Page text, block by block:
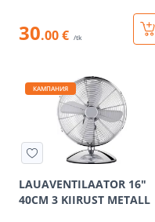
30.00 € /tk
КАМПАНИЯ
LAUAVENTILAATOR 16"
40CM 3 KIIRUST METALL